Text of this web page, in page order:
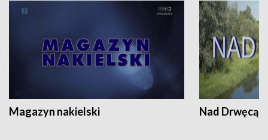
Magazyn nakielski Nad Drwęcą